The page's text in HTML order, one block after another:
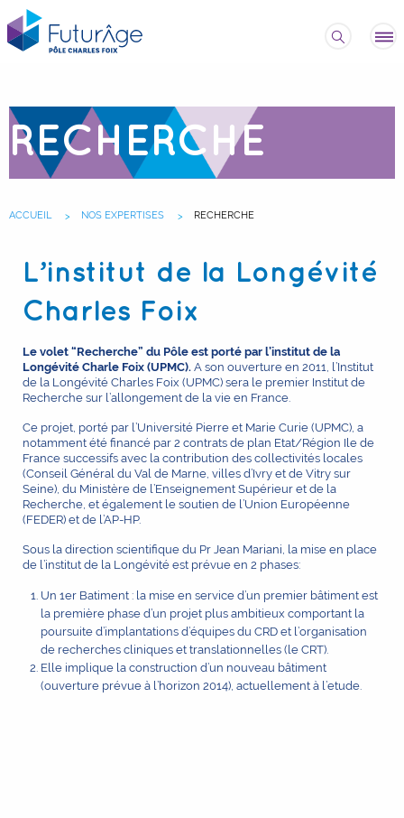
RECHERCHE
ACCUEIL NOS EXPERTISES RECHERCHE
L’institut de la Longévité
Charles Foix
Le volet “Recherche” du Pôle est porté par l’institut de la
Longévité Charle Foix (UPMC). A son ouverture en 2011, l’Institut
de la Longévité Charles Foix (UPMC) sera le premier Institut de
Recherche sur l’allongement de la vie en France.
Ce projet, porté par l’Université Pierre et Marie Curie (UPMC), a
notamment été financé par 2 contrats de plan Etat/Région Ile de
France successifs avec la contribution des collectivités locales
(Conseil Général du Val de Marne, villes d’Ivry et de Vitry sur
Seine), du Ministère de l’Enseignement Supérieur et de la
Recherche, et également le soutien de l’Union Européenne
(FEDER) et de l’AP-HP.
Sous la direction scientifique du Pr Jean Mariani, la mise en place
de l’institut de la Longévité est prévue en 2 phases:
Un 1er Batiment : la mise en service d’un premier bâtiment est
la première phase d’un projet plus ambitieux comportant la
poursuite d’implantations d’équipes du CRD et l’organisation
de recherches cliniques et translationnelles (le CRT).
Elle implique la construction d’un nouveau bâtiment
(ouverture prévue à l’horizon 2014), actuellement à l’etude.